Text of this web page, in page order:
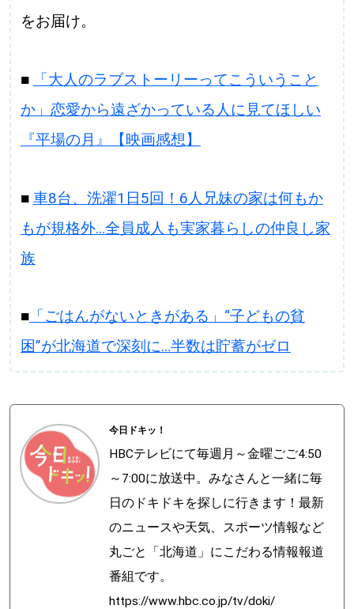
をお届け。
■
「大人のラブストーリーってこういうこと
か」恋愛から遠ざかっている人に見てほしい
『平場の月』【映画感想】
■ 車8台、洗濯1日5回！6人兄妹の家は何もか
もが規格外…全員成人も実家暮らしの仲良し家
族
■「ごはんがないときがある」“子どもの貧
困”が北海道で深刻に…半数は貯蓄がゼロ
今日ドキッ！
HBCテレビにて毎週月～金曜ごご4:50
～7:00に放送中。みなさんと一緒に毎
日のドキドキを探しに行きます！最新
のニュースや天気、スポーツ情報など
丸ごと「北海道」にこだわる情報報道
番組です。
https://www.hbc.co.jp/tv/doki/